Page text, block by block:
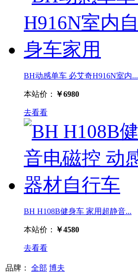
BH动感单车 必艾奇H916N室内...
本站价： ￥6980
去看看
BH H108B健身车 家用超静音...
本站价： ￥4580
去看看
品牌： 全部 博夫